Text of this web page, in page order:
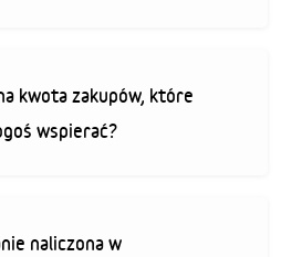
kwota zakupów, które
wspierać?
naliczona w